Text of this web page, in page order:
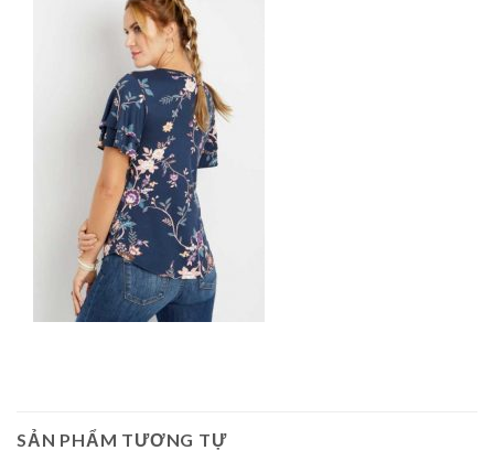
SẢN PHẨM TƯƠNG TỰ